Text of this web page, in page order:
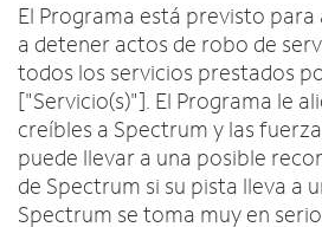
s
t
a
El Programa está previsto
a detener actos de robo de
todos los servicios prestados
["Servicio(s)"]. El Programa le
creíbles a Spectrum y las
puede llevar a una posible
de Spectrum si su pista lleva a
Spectrum se toma muy en